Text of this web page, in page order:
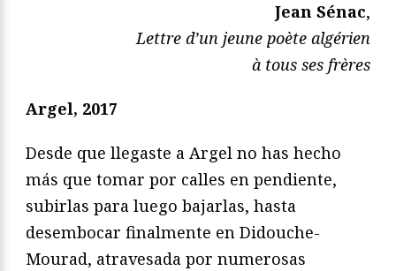
Jean Sénac,
Lettre d’un jeune poète algérien
à tous ses frères
Argel, 2017
Desde que llegaste a Argel no has hecho
más que tomar por calles en pendiente,
subirlas para luego bajarlas, hasta
desembocar finalmente en Didouche-
Mourad, atravesada por numerosas